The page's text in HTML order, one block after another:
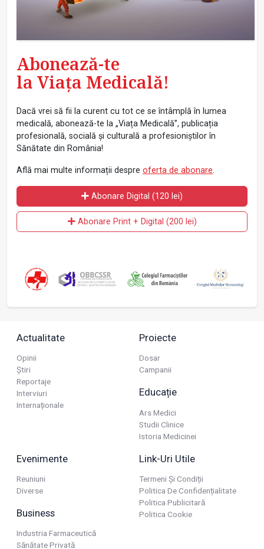
Abonează-te
la Viața Medicală!
Dacă vrei să fii la curent cu tot ce se întâmplă în lumea
medicală, abonează-te la „Viața Medicală”, publicația
profesională, socială și culturală a profesioniștilor în
Sănătate din România!
Află mai multe informații despre oferta de abonare.
Abonare Digital (120 lei)
Abonare Print + Digital (200 lei)
Actualitate
Opinii
Știri
Reportaje
Interviuri
Internaționale
Proiecte
Dosar
Campanii
Educație
Ars Medici
Studii Clinice
Istoria Medicinei
Evenimente
Reuniuni
Diverse
Business
Industria Farmaceutică
Sănătate Privată
Link-Uri Utile
Termeni Și Condiții
Politica De Confidențialitate
Politica Publicitară
Politica Cookie